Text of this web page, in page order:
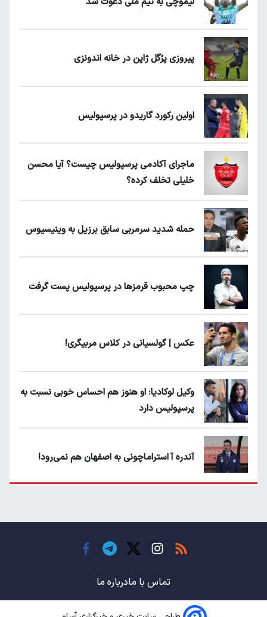
پیروزی پرُگل ژاپن در خانه اندونزی
اولین رکورد گاریدو در پرسپولیس
ماجرای آکادمی پرسپولیس چیست؟ آیا محسن
خلیلی تخلف کرده؟
حمله شدید سرمربی سابق برزیل به وینیسیوس
چپ محبوب قرمزها در پرسپولیس پست گرفت
عکس | گولسیانی در کلاس مربیگری!
وکیل لوکادیا: او هنوز هم احساس خوبی نسبت به
پرسپولیس دارد
آندره آ استراماچونی به اصفهان هم نمی‌رود!
حسن روی هوا!
باشگاه های جهان
تماس با مادرباره ما